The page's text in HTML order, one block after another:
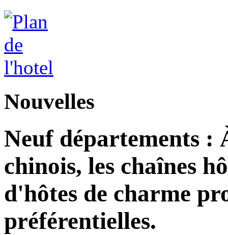
Nouvelles
Neuf départements :
chinois, les chaînes
d'hôtes de charme
préférentielles.